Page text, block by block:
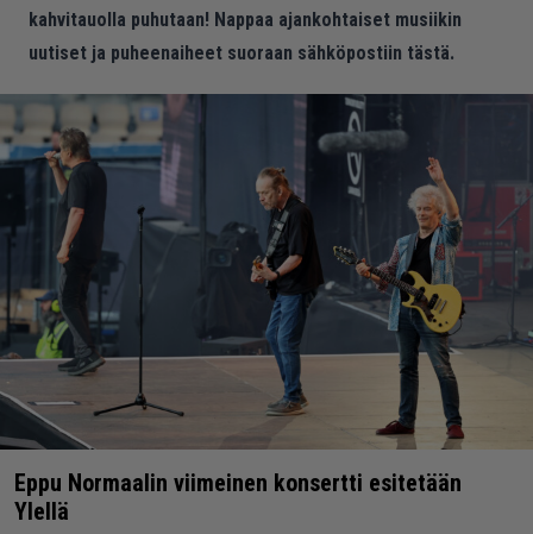
kahvitauolla puhutaan! Nappaa ajankohtaiset musiikin
uutiset ja puheenaiheet suoraan sähköpostiin tästä.
Eppu Normaalin viimeinen konsertti esitetään
Ylellä